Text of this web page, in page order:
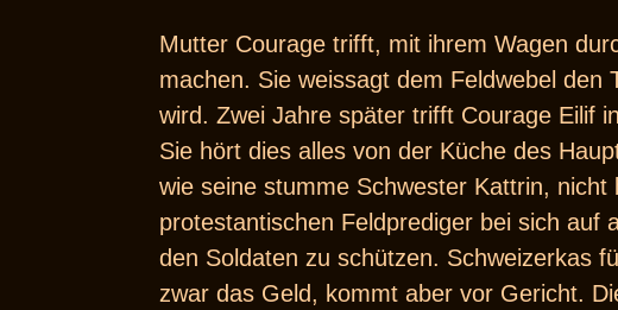
Mutter Courage trifft, mit ihrem Wagen
machen. Sie weissagt dem Feldwebel
wird. Zwei Jahre später trifft Courage Eilif
Sie hört dies alles von der Küche des
wie seine stumme Schwester Kattrin,
protestantischen Feldprediger bei sich auf
den Soldaten zu schützen. Schweizerkas
zwar das Geld, kommt aber vor Gericht.